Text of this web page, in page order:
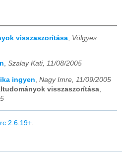
visszaszorítása Völgyes
, Szalay Kati, 11/08/2005
ingyen Nagy Imre, 11/09/2005
visszaszorítása
2.6.19+